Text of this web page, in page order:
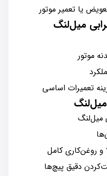
یا تعمیر موتور
میل‌لنگ
موتور
تعمیرات اساسی
میل‌لنگ
روغن‌کاری کامل
دقیق پیچ‌ها